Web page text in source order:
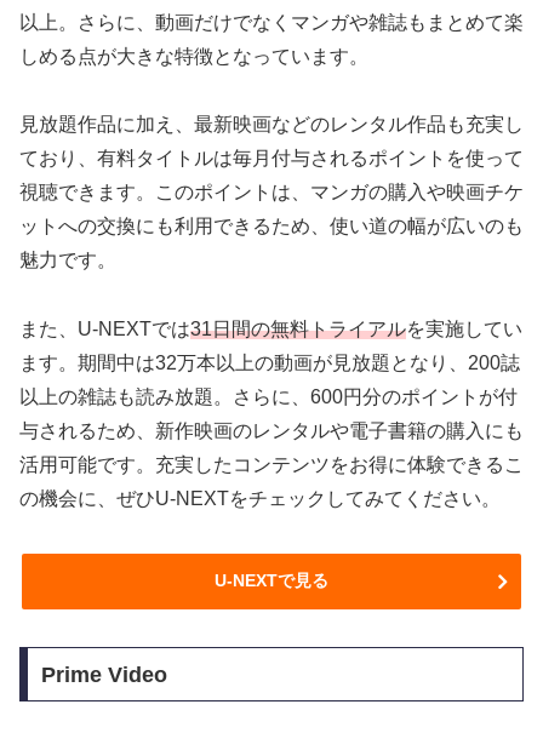
以上。さらに、動画だけでなくマンガや雑誌もまとめて楽
しめる点が大きな特徴となっています。
見放題作品に加え、最新映画などのレンタル作品も充実し
ており、有料タイトルは毎月付与されるポイントを使って
視聴できます。このポイントは、マンガの購入や映画チケ
ットへの交換にも利用できるため、使い道の幅が広いのも
魅力です。
また、U-NEXTでは31日間の無料トライアルを実施してい
ます。期間中は32万本以上の動画が見放題となり、200誌
以上の雑誌も読み放題。さらに、600円分のポイントが付
与されるため、新作映画のレンタルや電子書籍の購入にも
活用可能です。充実したコンテンツをお得に体験できるこ
の機会に、ぜひU-NEXTをチェックしてみてください。
U-NEXTで見る
Prime Video